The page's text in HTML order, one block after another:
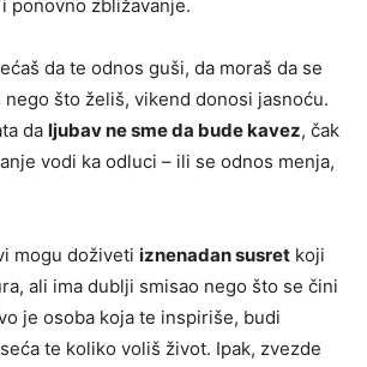
ponovno zbližavanje.
da te odnos guši, da moraš da se
nego što želiš, vikend donosi jasnoću.
da ljubav ne sme da bude kavez, čak
vodi ka odluci – ili se odnos menja,
mogu doživeti iznenadan susret koji
ali ima dublji smisao nego što se čini
je osoba koja te inspiriše, budi
te koliko voliš život. Ipak, zvezde